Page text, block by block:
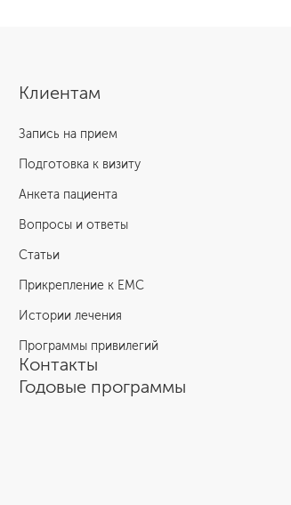
Клиентам
Запись на прием
Подготовка к визиту
Анкета пациента
Вопросы и ответы
Статьи
Прикрепление к EMC
Истории лечения
Программы привилегий
Контакты
Годовые программы